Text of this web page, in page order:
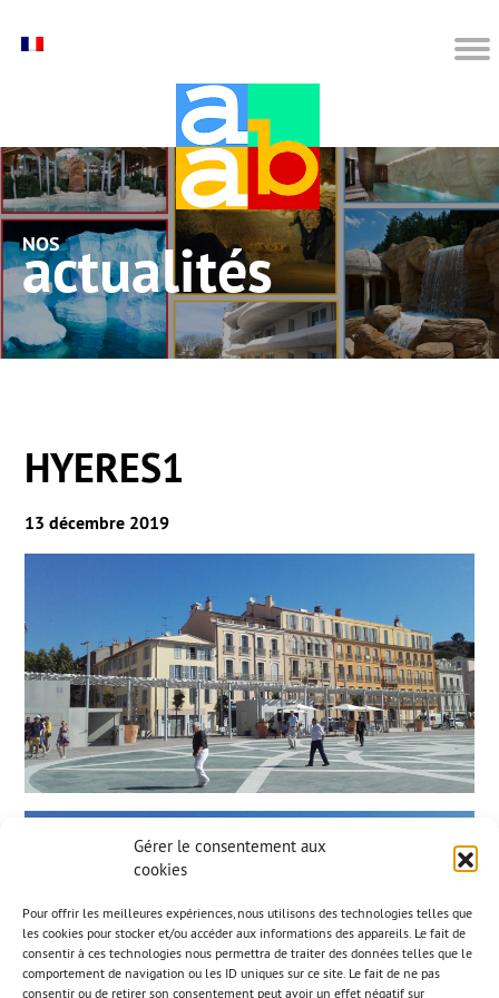
Gérer le consentement aux
cookies
Pour offrir les meilleures expériences, nous utilisons des technologies telles que
les cookies pour stocker et/ou accéder aux informations des appareils. Le fait de
consentir à ces technologies nous permettra de traiter des données telles que le
comportement de navigation ou les ID uniques sur ce site. Le fait de ne pas
consentir ou de retirer son consentement peut avoir un effet négatif sur
nos actualités
HYERES1
13 décembre 2019